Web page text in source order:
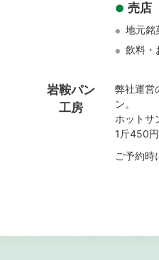
● 売店
● 地元銘
● 飲料・
岩鞍パン
工房
弊社運営
ン。
ホットサ
1斤450円
ご予約時